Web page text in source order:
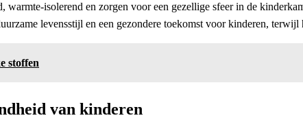
isolerend en zorgen voor een gezellige sfeer in de
levensstijl en een gezondere toekomst voor kinderen,
stoffen
van kinderen